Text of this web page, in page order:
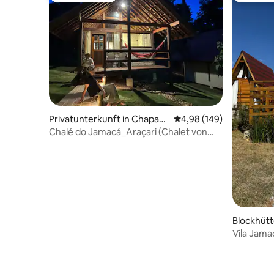
Privatunterkunft in Chapad
a dos Guimarães
Durchschnittliche
4,98 (149)
Chalé do Jamacá_Araçari (Chalet von
uimarães
Vila